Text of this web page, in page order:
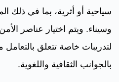
سياحية أو أثرية، بما في ذلك
وسيناء. ويتم اختيار عناصر
لتدريبات خاصة تتعلق بالتعامل
بالجوانب الثقافية واللغوية.